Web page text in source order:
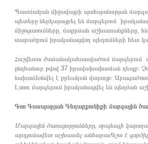
Պատմական միջավայրի պահպանության
պետերը ներկայացրել են մարզերում
միջոցառումները, մաքրման աշխատանքները,
տարածքում իրականացվող պեղումների հետ
Հաշվետու ժամանակահատվածում մարզերում
ընդհանուր թվով 37 իրավախախտման դեպք։
նախաձեռնվել է քրեական վարույթ։
Լոռու մարզերում իրականացվել են պեղման
Գոռ Գասպարյան Գեղարքունիքի մարզային
Մարզային ծառայությունները, որպեսզի
արդյունավետ աշխատել անհարաժեշտ է